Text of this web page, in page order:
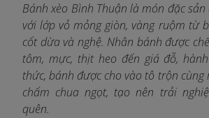
Bánh xèo Bình Thuận là món đặc
với lớp vỏ mỏng giòn, vàng ruộm từ
cốt dừa và nghệ. Nhân bánh được
tôm, mực, thịt heo đến giá đỗ,
thức, bánh được cho vào tô trộn cùng
chấm chua ngọt, tạo nên trải
quên.​